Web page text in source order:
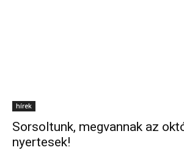
hírek
Sorsoltunk, megvannak az
nyertesek!